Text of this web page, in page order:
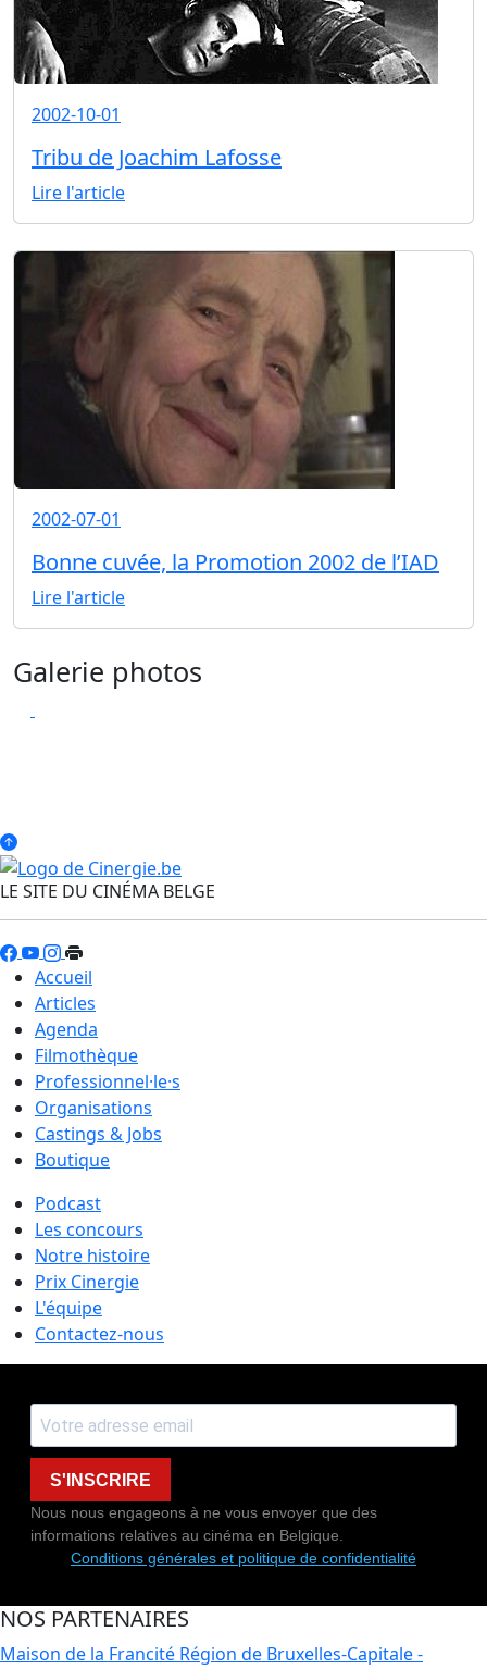
2002-10-01
Tribu de Joachim Lafosse
Lire l'article
2002-07-01
Bonne cuvée, la Promotion 2002 de l’IAD
Lire l'article
Galerie photos
LE SITE DU CINÉMA BELGE
Accueil
Articles
Agenda
Filmothèque
Professionnel·le·s
Organisations
Castings & Jobs
Boutique
Podcast
Les concours
Notre histoire
Prix Cinergie
L'équipe
Contactez-nous
S'INSCRIRE
Nous nous engageons à ne vous envoyer que des
informations relatives au cinéma en Belgique.
Conditions générales et politique de confidentialité
NOS PARTENAIRES
Maison de la Francité Région de Bruxelles-Capitale -